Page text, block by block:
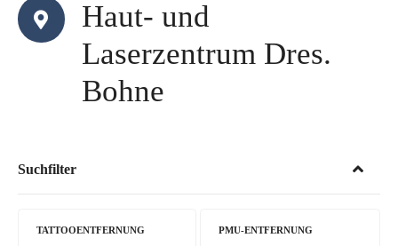
Haut- und
Laserzentrum Dres.
Bohne
Suchfilter
TATTOOENTFERNUNG PMU-ENTFERNUNG